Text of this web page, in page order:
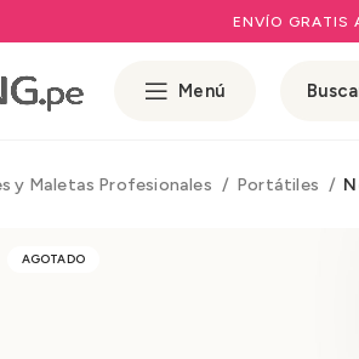
ENVÍO GRATIS
Menú
y Maletas Profesionales Portátiles
AGOTADO